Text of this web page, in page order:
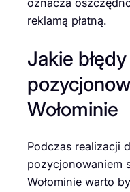
reklamą płatną.
Jakie
Wołominie
Podczas realizacji
pozycjonowaniem
Wołominie warto